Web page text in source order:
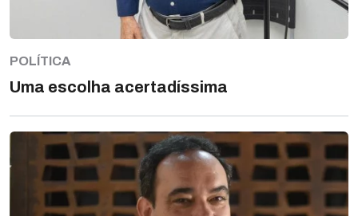
POLÍTICA
Uma escolha acertadíssima